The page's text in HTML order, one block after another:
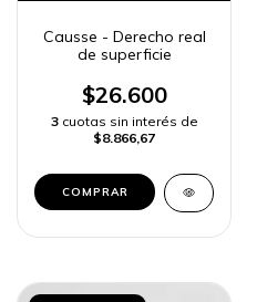
Causse - Derecho real
de superficie
$26.600
3 cuotas sin interés de
$8.866,67
COMPRAR